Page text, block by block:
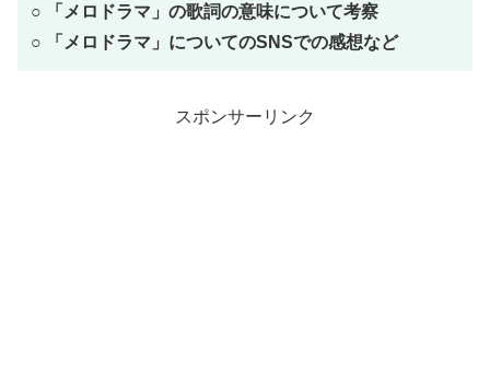
○
「 メロドラマ 」 の歌詞の意味について考察
○
「 メロドラマ 」 についてのSNSでの感想など
スポンサーリンク